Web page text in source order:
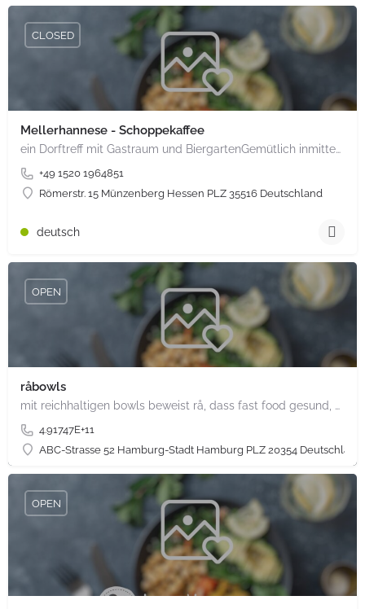
Mellerhannese - Schoppekaffee
ein Dorftreff mit Gastraum und BiergartenGemütlich inmitten unserem idyllischen Trais Münzenberg, entlang…
+49 1520 1964851
Römerstr. 15 Münzenberg Hessen PLZ 35516 Deutschland
CLOSED
deutsch
råbowls
mit reichhaltigen bowls beweist rå, dass fast food gesund, nachhaltig und hundertprozentig vegan sein kann.…
4.91747E+11
ABC-Strasse 52 Hamburg-Stadt Hamburg PLZ 20354 Deutschland
OPEN
OPEN